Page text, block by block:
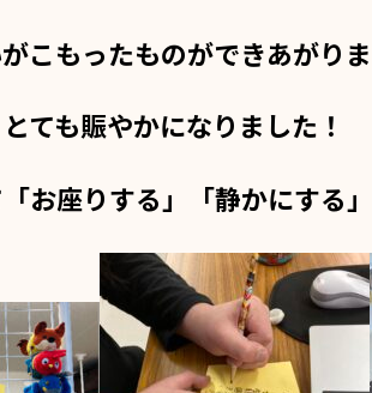
こもったものができあがりま
ても賑やかになりました！
お座りする」「静かにする